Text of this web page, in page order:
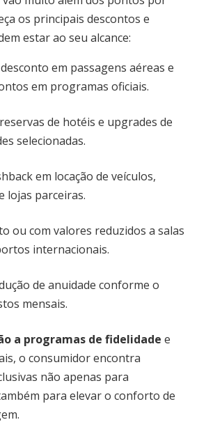
os principais descontos e
estar ao seu alcance:
desconto em passagens aéreas e
em programas oficiais.
de hotéis e upgrades de
selecionadas.
em locação de veículos,
lojas parceiras.
ou com valores reduzidos a salas
internacionais.
de anuidade conforme o
mensais.
a programas de fidelidade e
o consumidor encontra
não apenas para
para elevar o conforto de